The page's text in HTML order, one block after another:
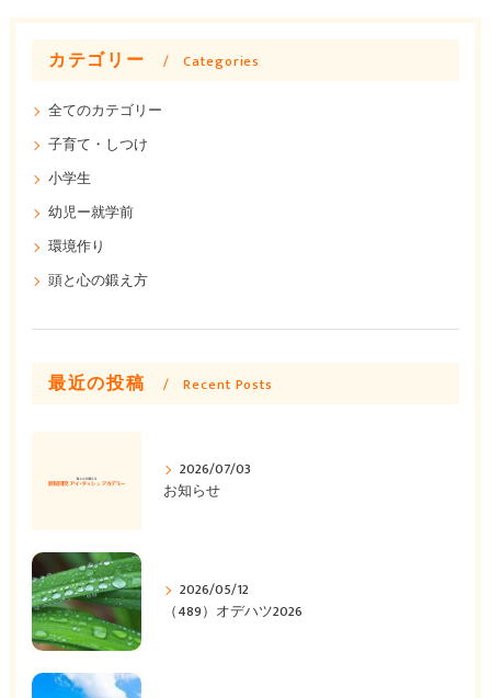
カテゴリー Categories
全てのカテゴリー
子育て・しつけ
小学生
幼児ー就学前
環境作り
頭と心の鍛え方
最近の投稿 Recent Posts
2026/07/03
お知らせ
2026/05/12
（489）オデハツ2026